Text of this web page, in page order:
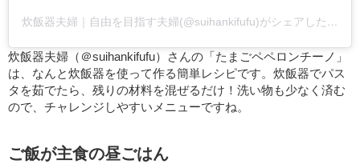
炊飯器夫婦｜自由を目指す夫婦(@suihankifufu)がシェアした投稿
炊飯器夫婦（＠suihankifufu）さんの「たまごペペロンチーノ」
は、なんと炊飯器を使って作る簡単レシピです。炊飯器でパス
タを茹でたら、残りの材料を混ぜるだけ！洗い物も少なく済む
ので、チャレンジしやすいメニューですね。
ご飯が主食の昼ごはん